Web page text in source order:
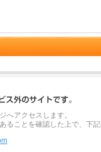
へアクセスします。
ることを確認した上で、下